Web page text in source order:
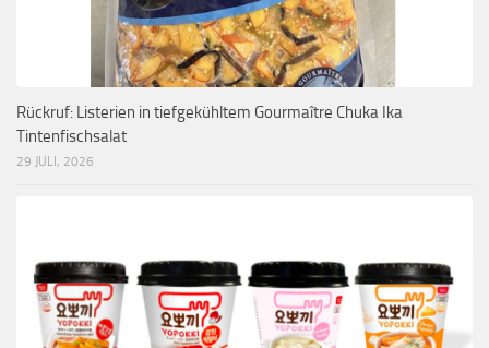
Rückruf: Listerien in tiefgekühltem Gourmaître Chuka Ika
Tintenfischsalat
29 JULI, 2026